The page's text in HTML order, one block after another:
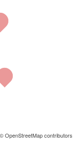
© OpenStreetMap contributors